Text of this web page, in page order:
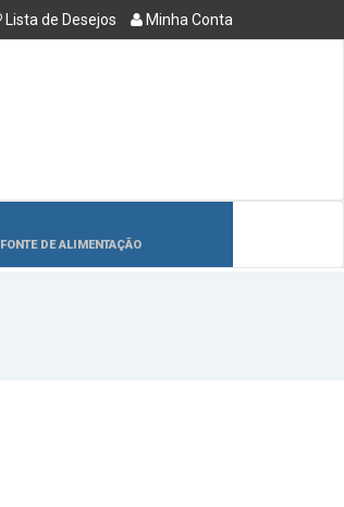
Lista de Desejos Minha Conta
FONTE DE ALIMENTAÇÃO